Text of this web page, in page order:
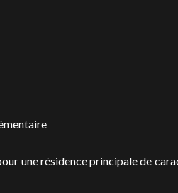
une résidence principale de